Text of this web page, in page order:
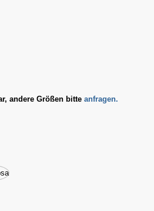
andere Größen bitte anfragen.